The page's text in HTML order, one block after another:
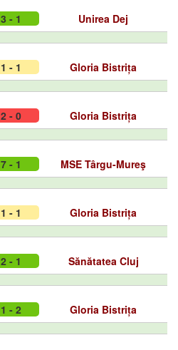
3 - 1 Unirea Dej
1 - 1 Gloria Bistrița
2 - 0 Gloria Bistrița
7 - 1 MSE Târgu-Mureş
1 - 1 Gloria Bistrița
2 - 1 Sănătatea Cluj
1 - 2 Gloria Bistrița